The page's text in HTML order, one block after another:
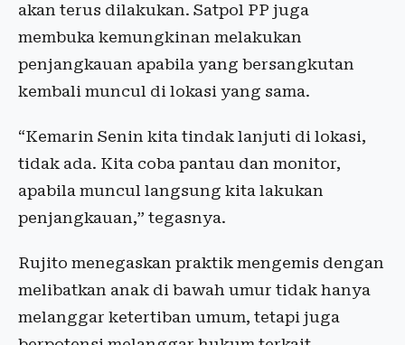
akan terus dilakukan. Satpol PP juga
membuka kemungkinan melakukan
penjangkauan apabila yang bersangkutan
kembali muncul di lokasi yang sama.
“Kemarin Senin kita tindak lanjuti di lokasi,
tidak ada. Kita coba pantau dan monitor,
apabila muncul langsung kita lakukan
penjangkauan,” tegasnya.
Rujito menegaskan praktik mengemis dengan
melibatkan anak di bawah umur tidak hanya
melanggar ketertiban umum, tetapi juga